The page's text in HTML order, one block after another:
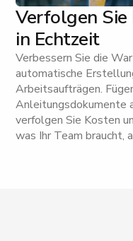
Verfolgen
in Echtzeit
Verbessern Sie die
automatische
Arbeitsaufträgen.
Anleitungsdokumente
verfolgen Sie Kosten
was Ihr Team braucht,